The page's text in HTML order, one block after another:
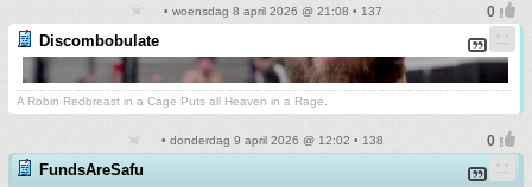
• woensdag 8 april 2026 @ 21:08 • 137
Discombobulate
A Robin Redbreast in a Cage Puts all Heaven in a Rage.
• donderdag 9 april 2026 @ 12:02 • 138
FundsAreSafu